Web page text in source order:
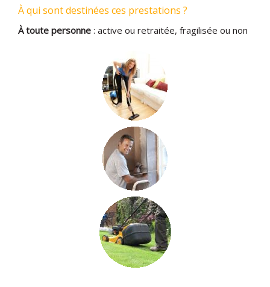
À qui sont destinées ces prestations ?
À toute personne : active ou retraitée, fragilisée ou non